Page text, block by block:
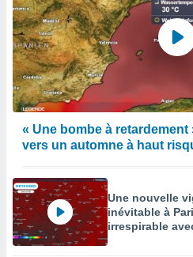
« Une bombe à retardement
vers un automne à haut
Une nouvelle
inévitable à
irrespirable